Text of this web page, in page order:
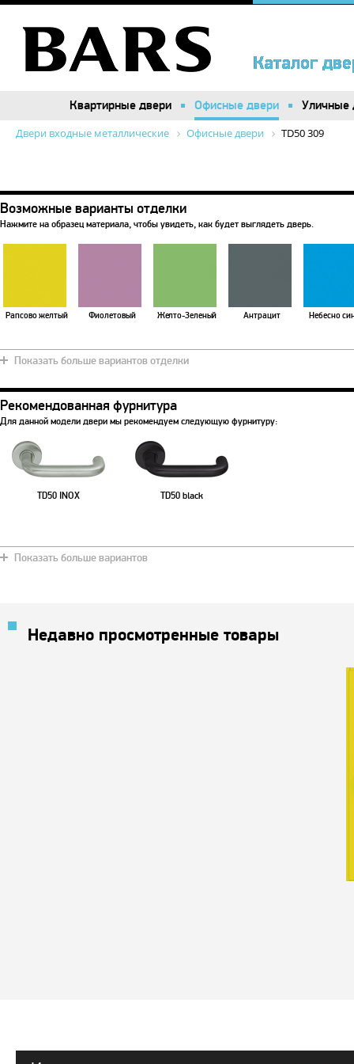
Каталог
Каталог
Квартирные двери Офисные двери Уличные
Квартирные двери Офисные двери Уличные
Двери входные металлические Офисные двери TD50 309
Возможные варианты отделки
Нажмите на образец материала, чтобы увидеть, как будет выглядеть дверь.
Рапсово желтый Фиолетовый Желто-Зеленый Антрацит Небесно
Показать больше вариантов отделки
Рекомендованная фурнитура
Для данной модели двери мы рекомендуем следующую фурнитуру:
TD50 INOX TD50 black
Показать больше вариантов
Недавно просмотренные товары